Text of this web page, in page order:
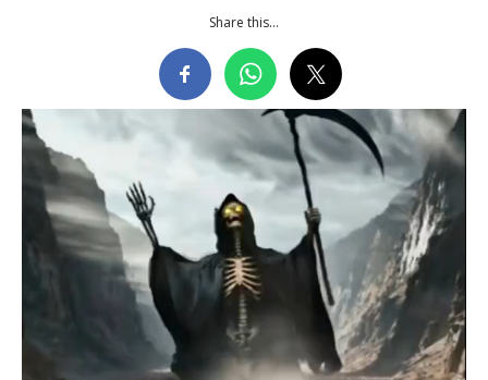
Share this...
Tocador
de
vídeo